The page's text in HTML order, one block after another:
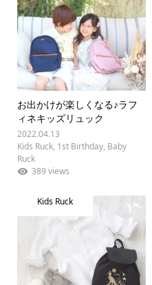
お出かけが楽しくなる♪ラフ
ィネキッズリュック
2022.04.13
Kids Ruck, 1st Birthday, Baby
Ruck
389 views
Kids Ruck